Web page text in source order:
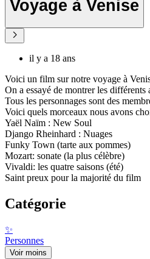
Voyage à Venise
il y a 18 ans
Voici un film sur notre voyage à
On a essayé de montrer les
Tous les personnages sont des
Voici quels morceaux nous avons
Yaël Naïm : New Soul
Django Rheinhard : Nuages
Funky Town (tarte aux pommes)
Mozart: sonate (la plus célèbre)
Vivaldi: les quatre saisons (été)
Saint preux pour la majorité du film
Catégorie
✨
Personnes
Voir moins